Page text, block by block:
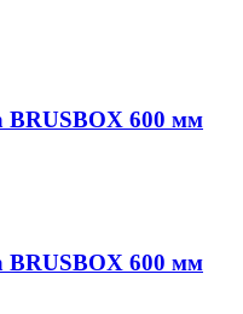
BRUSBOX 600 мм
BRUSBOX 600 мм